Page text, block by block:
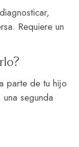
Requiere un
parte de tu hijo
segunda